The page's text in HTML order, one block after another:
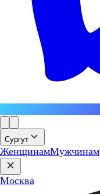
Сургут
ЖенщинамМужчинам
Москва